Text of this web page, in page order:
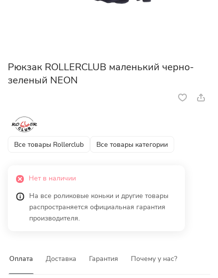
Рюкзак ROLLERCLUB маленький черно-
зеленый NEON
Все товары Rollerclub Все товары категории
Нет в наличии
На все роликовые коньки и другие товары
распространяется официальная гарантия
производителя.
Оплата Доставка Гарантия Почему у нас?